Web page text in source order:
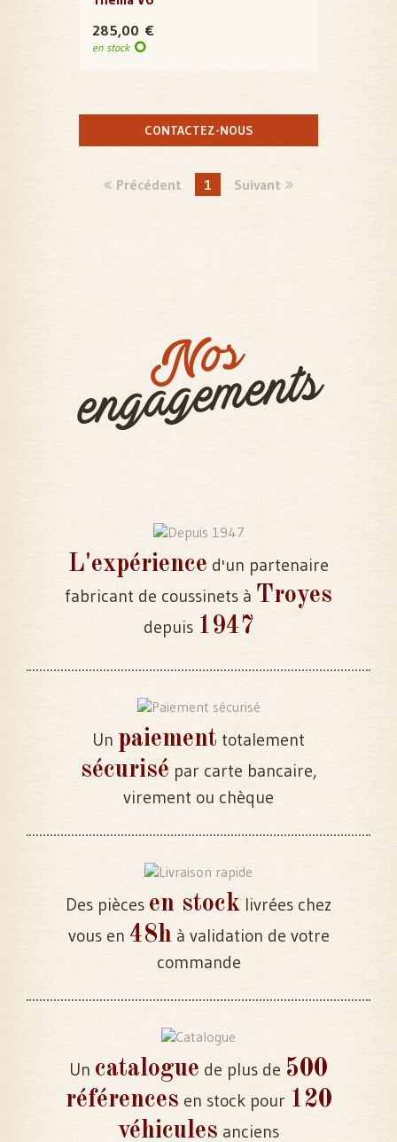
285,00 €
en stock
CONTACTEZ-NOUS
Précédent 1 Suivant
Nos
engagements
L'expérience d'un partenaire
fabricant de coussinets à Troyes
depuis 1947
Un paiement totalement
sécurisé par carte bancaire,
virement ou chèque
Des pièces en stock livrées chez
vous en 48h à validation de votre
commande
Un catalogue de plus de 500
références en stock pour 120
véhicules anciens